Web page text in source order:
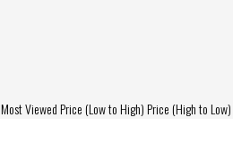
Most ViewedPrice (Low to High)Price (High to Low)